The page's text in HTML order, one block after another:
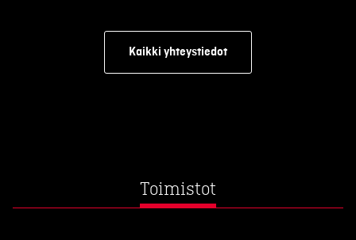
Kaikki yhteystiedot
Toimistot